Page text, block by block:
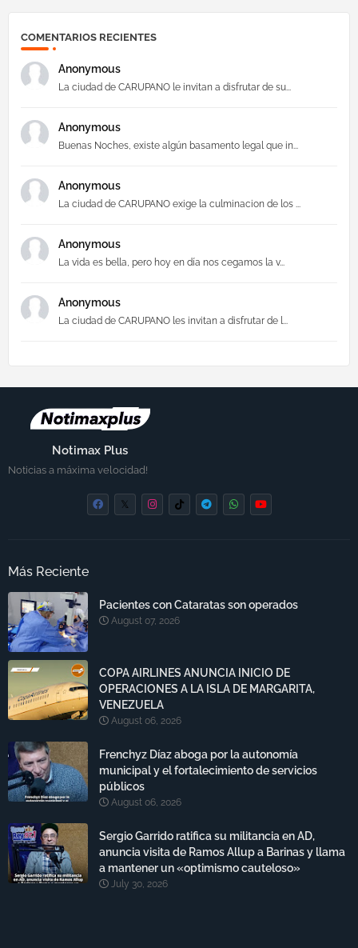
COMENTARIOS RECIENTES
Anonymous
La ciudad de CARUPANO le invitan a disfrutar de su...
Anonymous
Buenas Noches, existe algún basamento legal que in...
Anonymous
La ciudad de CARUPANO exige la culminacion de los ...
Anonymous
La vida es bella, pero hoy en día nos cegamos la v...
Anonymous
La ciudad de CARUPANO les invitan a disfrutar de l...
Notimax Plus
Noticias a máxima velocidad!
Más Reciente
Pacientes con Cataratas son operados
August 07, 2026
COPA AIRLINES ANUNCIA INICIO DE
OPERACIONES A LA ISLA DE MARGARITA,
VENEZUELA
August 06, 2026
Frenchyz Díaz aboga por la autonomía
municipal y el fortalecimiento de servicios
públicos
August 06, 2026
Sergio Garrido ratifica su militancia en AD,
anuncia visita de Ramos Allup a Barinas y llama
a mantener un «optimismo cauteloso»
July 30, 2026